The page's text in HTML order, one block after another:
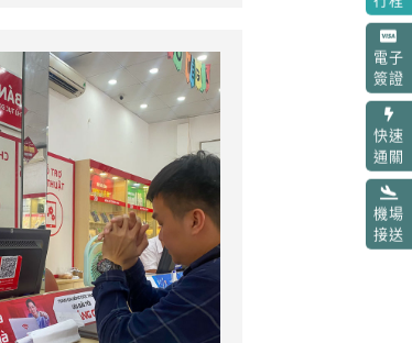
電子
簽證
快速
通關
機場
接送